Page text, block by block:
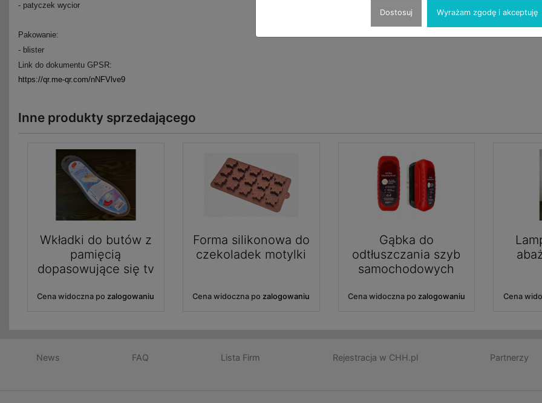
- patyczek wycior
Pakowanie:
- blister
Link do dokumentu GPSR:
https://qr.me-qr.com/nNFVlve9
Inne produkty sprzedającego
Wkładki do butów z
pamięcią
dopasowujące się tv
Cena widoczna po zalogowaniu
Forma silikonowa do
czekoladek motylki
Cena widoczna po zalogowaniu
Gąbka do
odtłuszczania szyb
samochodowych
Cena widoczna po zalogowaniu Cena
News FAQ Lista Firm Rejestracja w CHH.pl Partnerzy
Dostosuj Wyrażam zgodę i akceptuję